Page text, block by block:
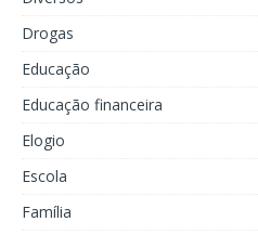
Drogas
Educação
Educação financeira
Elogio
Escola
Família